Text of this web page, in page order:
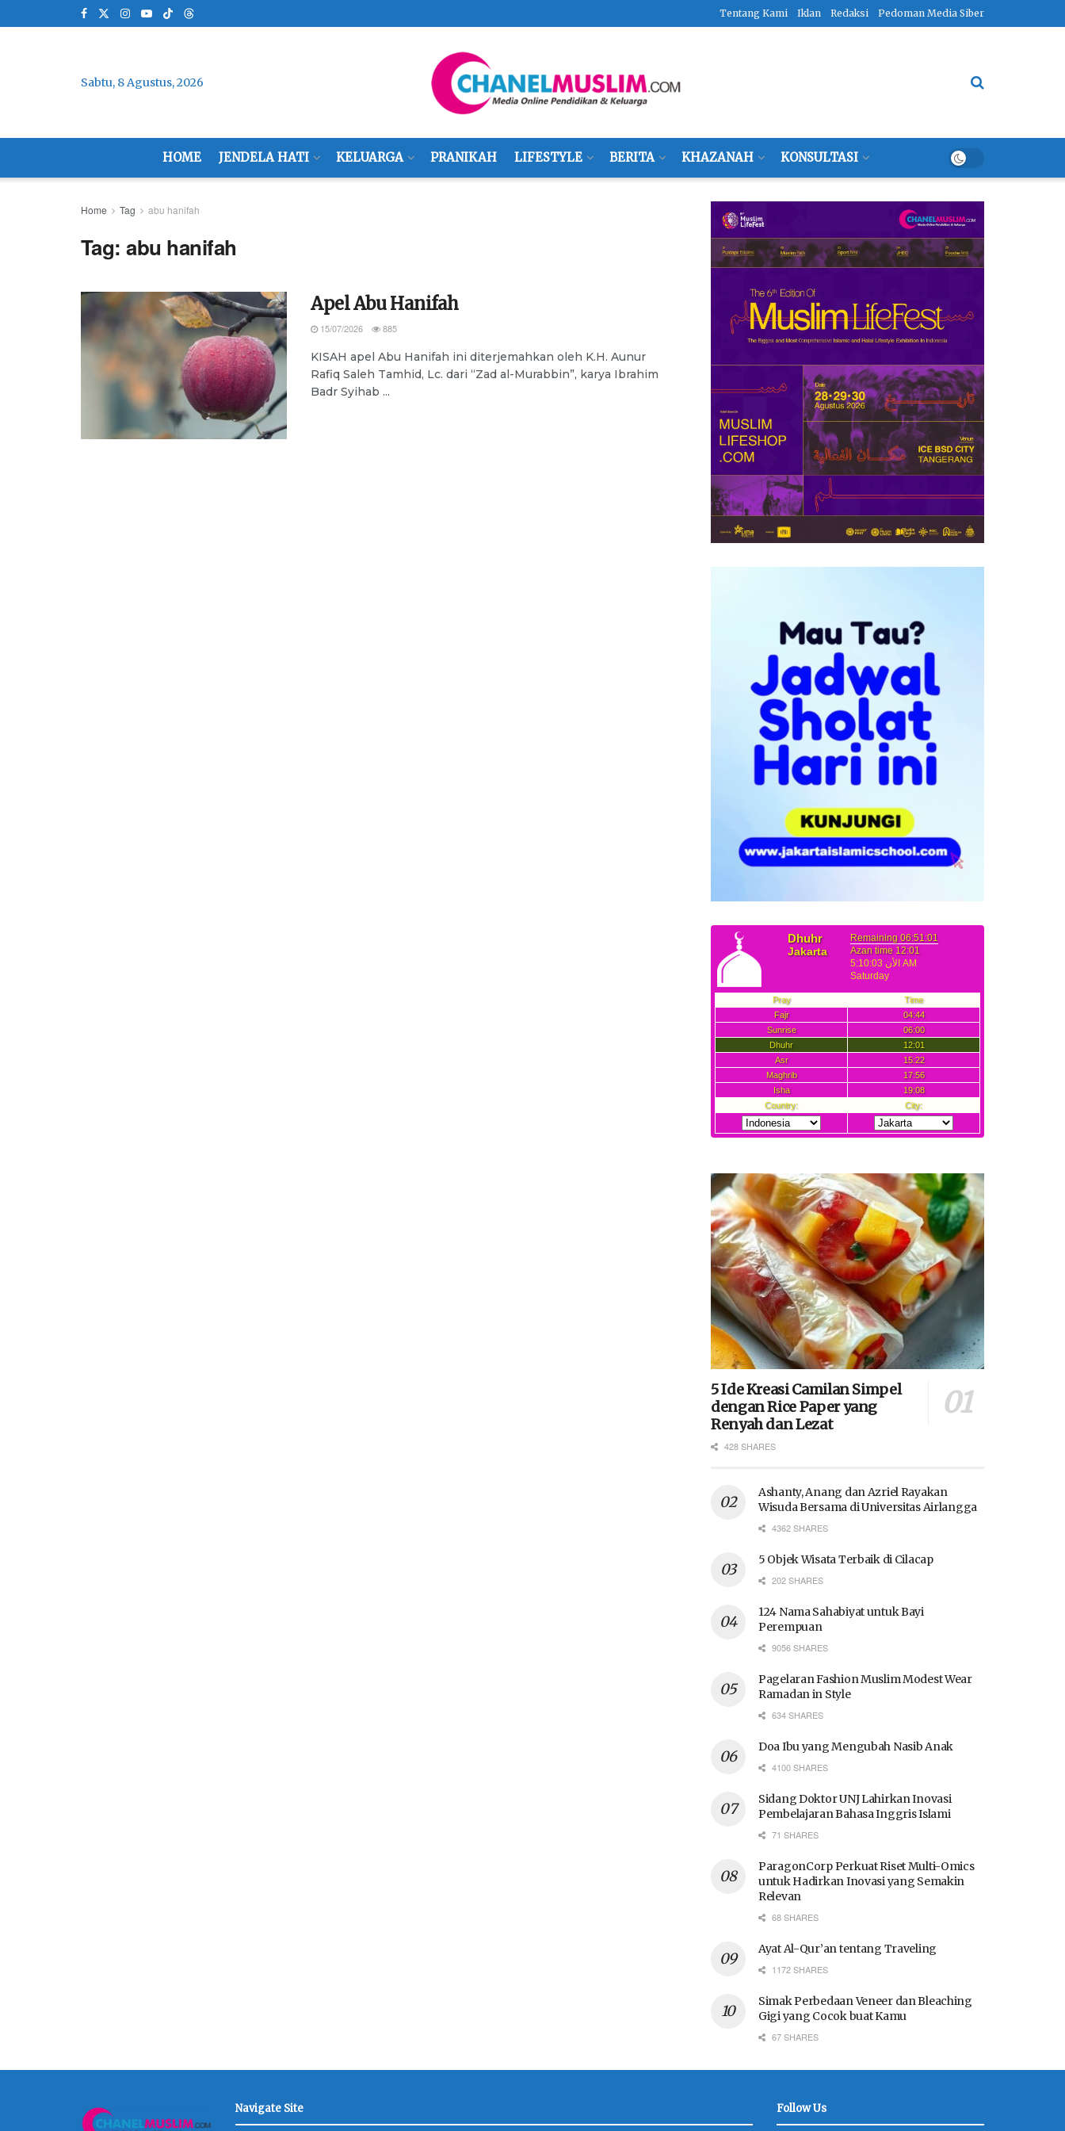
Tentang Kami Iklan Redaksi Pedoman Media Siber
Sabtu, 8 Agustus, 2026
HOME JENDELA HATI KELUARGA PRANIKAH LIFESTYLE BERITA KHAZANAH KONSULTASI
Home Tag abu hanifah
Tag:abu hanifah
Apel Abu Hanifah
15/07/2026 885
KISAH apel Abu Hanifah ini diterjemahkan oleh K.H. Aunur
Rafiq Saleh Tamhid, Lc. dari “Zad al-Murabbin”, karya Ibrahim
Badr Syihab ...
5 Ide Kreasi Camilan Simpel
dengan Rice Paper yang
Renyah dan Lezat
428 SHARES
Ashanty, Anang dan Azriel Rayakan
Wisuda Bersama di Universitas Airlangga
4362 SHARES
5 Objek Wisata Terbaik di Cilacap
202 SHARES
124 Nama Sahabiyat untuk Bayi
Perempuan
9056 SHARES
Pagelaran Fashion Muslim Modest Wear
Ramadan in Style
634 SHARES
Doa Ibu yang Mengubah Nasib Anak
4100 SHARES
Sidang Doktor UNJ Lahirkan Inovasi
Pembelajaran Bahasa Inggris Islami
71 SHARES
ParagonCorp Perkuat Riset Multi-Omics
untuk Hadirkan Inovasi yang Semakin
Relevan
68 SHARES
Ayat Al-Qur’an tentang Traveling
1172 SHARES
Simak Perbedaan Veneer dan Bleaching
Gigi yang Cocok buat Kamu
67 SHARES
Navigate Site Follow Us